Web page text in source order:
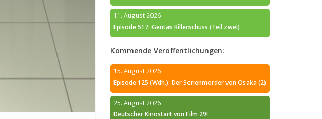
11. August 2026
Episode 517: Gentas Killerschuss (Teil zwei)
Kommende Veröffentlichungen:
15. August 2026
Episode 125 (Wdh.): Der Serienmörder von Osaka (2)
25. August 2026
Deutscher Kinostart von Film 29!